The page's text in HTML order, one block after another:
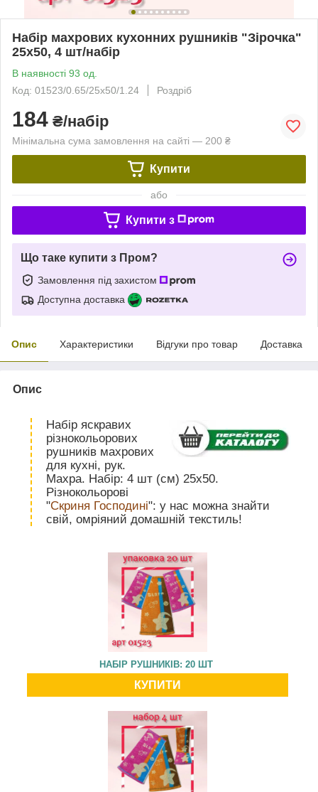
Набір махрових кухонних рушників "Зірочка"
25х50, 4 шт/набір
В наявності 93 од.
Код: 01523/0.65/25х50/1.24
Роздріб
184 ₴/набір
Мінімальна сума замовлення на сайті — 200 ₴
Купити
або
Купити з
Що таке купити з Пром?
Замовлення під захистом
Доступна доставка
Опис Характеристики Відгуки про товар Доставка
Опис
Набір яскравих
різнокольорових
рушників махрових
для кухні, рук.
Махра. Набір: 4 шт (см) 25х50.
Різнокольорові
"Скриня Господині": у нас можна знайти
свій, омріяний домашній текстиль!
НАБІР РУШНИКІВ: 20 ШТ
КУПИТИ